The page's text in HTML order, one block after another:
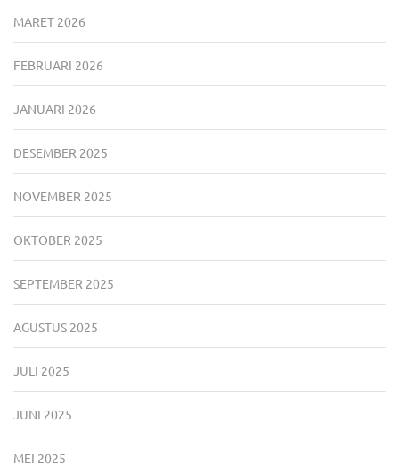
MARET 2026
FEBRUARI 2026
JANUARI 2026
DESEMBER 2025
NOVEMBER 2025
OKTOBER 2025
SEPTEMBER 2025
AGUSTUS 2025
JULI 2025
JUNI 2025
MEI 2025